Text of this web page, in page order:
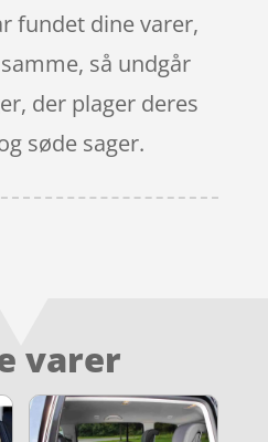
fundet dine varer,
så undgår
der plager deres
søde sager.
varer